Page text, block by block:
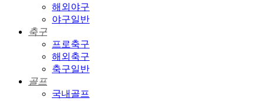
해외야구
야구일반
축구
프로축구
해외축구
축구일반
골프
국내골프